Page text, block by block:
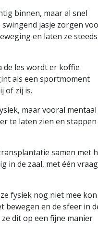
binnen, maar al snel
jasje zorgen
en laten ze steeds
de les wordt er koffie
als een sportmoment
of zij is.
maar vooral
te laten zien en stappen
samen met
in de zaal, met één
fysiek nog niet mee kon
bewegen en de sfeer in
dit op een fijne manier